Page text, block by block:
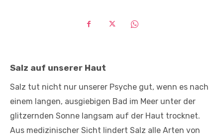
Salz auf unserer Haut
Salz tut nicht nur unserer Psyche gut, wenn es nach
einem langen, ausgiebigen Bad im Meer unter der
glitzernden Sonne langsam auf der Haut trocknet.
Aus medizinischer Sicht lindert Salz alle Arten von